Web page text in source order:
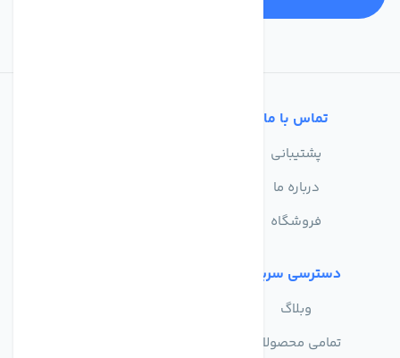
تماس با ما
پشتیبانی
درباره ما
فروشگاه
دسترسی سریع
وبلاگ
تمامی محصولات